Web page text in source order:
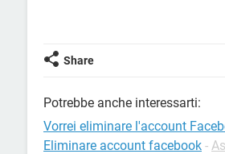
Share
Potrebbe anche interessarti:
Vorrei eliminare l'account
Eliminare account facebook -